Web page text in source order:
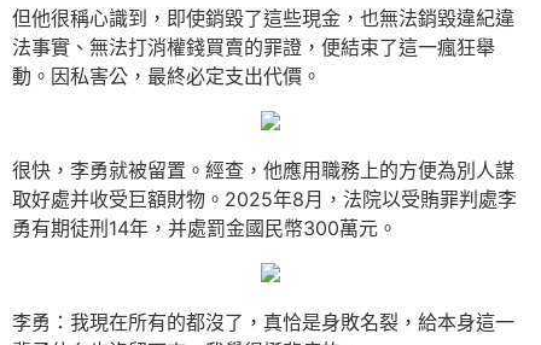
但他很稱心識到，即使銷毀了這些現金，也無法銷毀違紀違
法事實、無法打消權錢買賣的罪證，便結束了這一瘋狂舉
動。因私害公，最終必定支出代價。
很快，李勇就被留置。經查，他應用職務上的方便為別人謀
取好處并收受巨額財物。2025年8月，法院以受賄罪判處李
勇有期徒刑14年，并處罰金國民幣300萬元。
李勇：我現在所有的都沒了，真恰是身敗名裂，給本身這一